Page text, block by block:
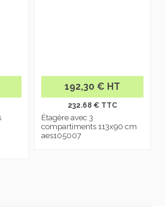
192,30 € HT
232.68 € TTC
Étagère avec 3
compartiments 113x90 cm
aes105007